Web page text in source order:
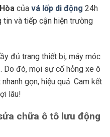
của vá lốp di động 24h
và tiếp cận hiện trường
đủ trang thiết bị, máy móc
Do đó, mọi sự cố hỏng xe ô
gọn, hiệu quả. Cam kết
lâu!
chữa ô tô lưu động